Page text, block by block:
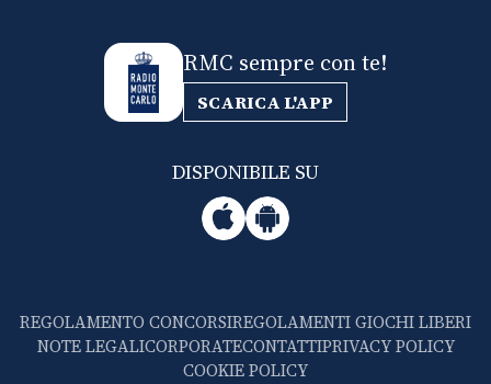
RMC sempre con te!
SCARICA L'APP
DISPONIBILE SU
REGOLAMENTO CONCORSIREGOLAMENTI GIOCHI LIBERI
NOTE LEGALICORPORATECONTATTIPRIVACY POLICY
COOKIE POLICY